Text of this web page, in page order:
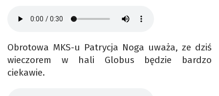
Obrotowa MKS-u Patrycja Noga uważa, ze dziś
wieczorem w hali Globus będzie bardzo
ciekawie.